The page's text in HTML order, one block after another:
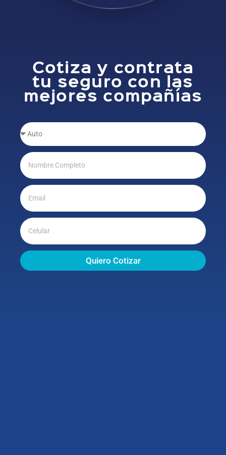
Cotiza y contrata
tu seguro con las
mejores compañías
Quiero Cotizar